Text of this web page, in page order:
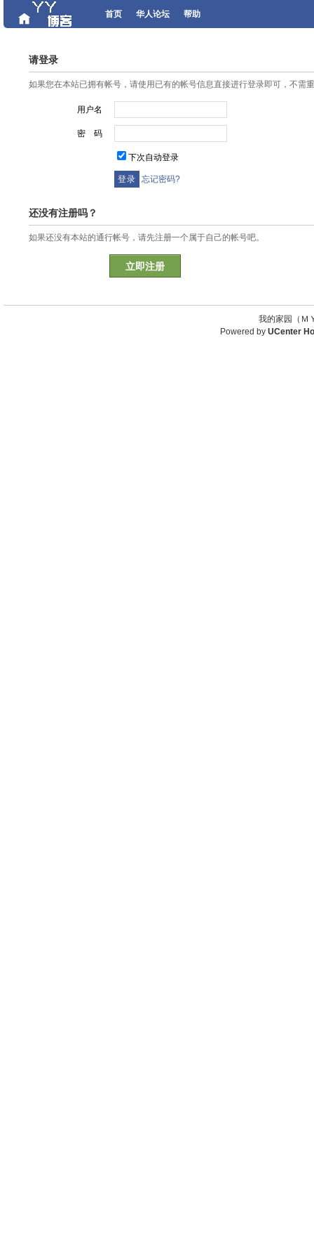
首页 华人论坛 帮助
请登录
如果您在本站已拥有帐号，请使用已有的帐号信息直接进行登录即可，不需
用户名
密 码
下次自动登录
忘记密码?
还没有注册吗？
如果还没有本站的通行帐号，请先注册一个属于自己的帐号吧。
立即注册
我的家园（
Powered by UCenter